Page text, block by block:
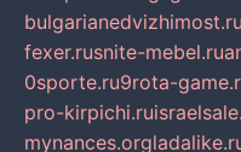
bulgarianedvizhimost.ru
fexer.rusnite-mebel.ru
0sporte.ru9rota-
pro-kirpichi.ru
mynances.org